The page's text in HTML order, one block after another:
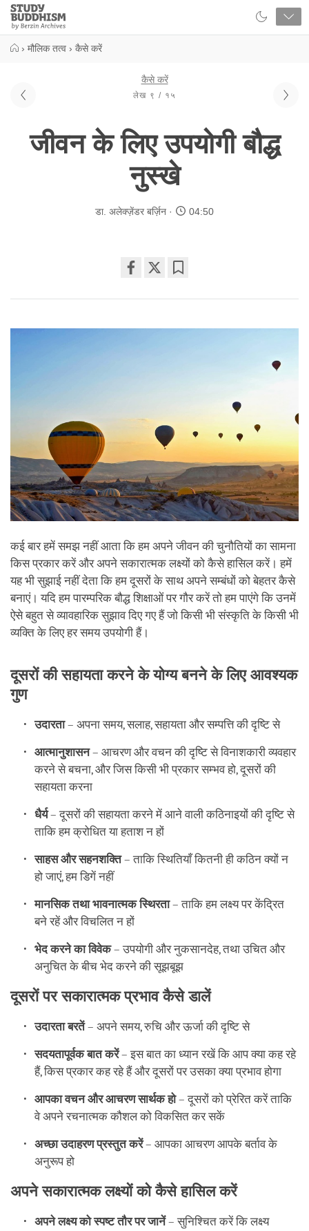
Close
Study
Buddhism
Home
› मौलिक तत्व › कैसे करें
कैसे करें
लेख ९ / १५
जीवन के लिए उपयोगी बौद्ध
नुस्खे
डा. अलेक्ज़ेंडर बर्ज़िन 04:50
on
कई बार हमें समझ नहीं आता कि हम अपने जीवन की चुनौतियों का सामना
किस प्रकार करें और अपने सकारात्मक लक्ष्यों को कैसे हासिल करें। हमें
यह भी सुझाई नहीं देता कि हम दूसरों के साथ अपने सम्बंधों को बेहतर कैसे
बनाएं। यदि हम पारम्परिक बौद्ध शिक्षाओं पर गौर करें तो हम पाएंगे कि उनमें
ऐसे बहुत से व्यावहारिक सुझाव दिए गए हैं जो किसी भी संस्कृति के किसी भी
व्यक्ति के लिए हर समय उपयोगी हैं।
दूसरों की सहायता करने के योग्य बनने के लिए आवश्यक
गुण
उदारता– अपना समय, सलाह, सहायता और सम्पत्ति की दृष्टि से
आत्मानुशासन– आचरण और वचन की दृष्टि से विनाशकारी व्यवहार
करने से बचना, और जिस किसी भी प्रकार सम्भव हो, दूसरों की
सहायता करना
धैर्य– दूसरों की सहायता करने में आने वाली कठिनाइयों की दृष्टि से
ताकि हम क्रोधित या हताश न हों
साहस और सहनशक्ति– ताकि स्थितियाँ कितनी ही कठिन क्यों न
हो जाएं, हम डिगें नहीं
मानसिक तथा भावनात्मक स्थिरता– ताकि हम लक्ष्य पर केंद्रित
बने रहें और विचलित न हों
भेद करने का विवेक– उपयोगी और नुकसानदेह, तथा उचित और
अनुचित के बीच भेद करने की सूझबूझ
दूसरों पर सकारात्मक प्रभाव कैसे डालें
उदारता बरतें– अपने समय, रुचि और ऊर्जा की दृष्टि से
सदयतापूर्वक बात करें– इस बात का ध्यान रखें कि आप क्या कह रहे
हैं, किस प्रकार कह रहे हैं और दूसरों पर उसका क्या प्रभाव होगा
आपका वचन और आचरण सार्थक हो– दूसरों को प्रेरित करें ताकि
वे अपने रचनात्मक कौशल को विकसित कर सकें
अच्छा उदाहरण प्रस्तुत करें– आपका आचरण आपके बर्ताव के
अनुरूप हो
अपने सकारात्मक लक्ष्यों को कैसे हासिल करें
अपने लक्ष्य को स्पष्ट तौर पर जानें– सुनिश्चित करें कि लक्ष्य